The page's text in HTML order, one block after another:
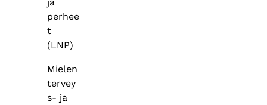
perhee
t
(LNP)
Mielen
tervey
s- ja